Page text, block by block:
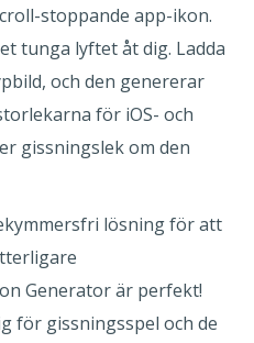
stoppande app-ikon.
tunga lyftet åt dig. Ladda
och den genererar
för iOS- och
gissningslek om den
lösning för att
Generator är perfekt!
för gissningsspel och de